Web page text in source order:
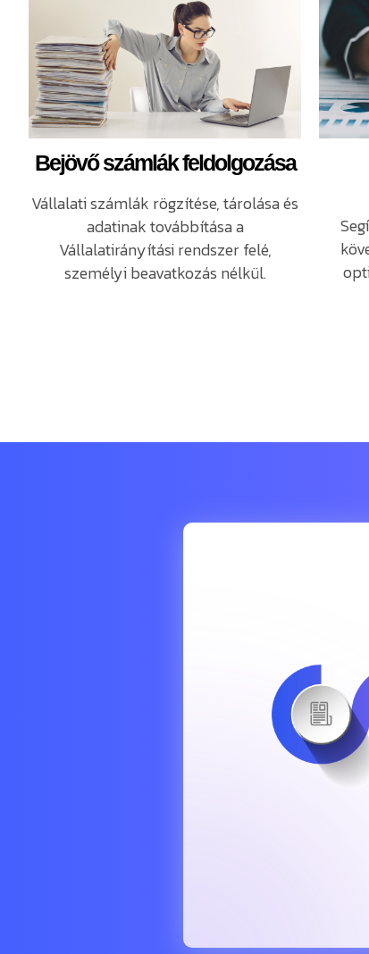
Bejövő számlák feldolgozása
Vállalati számlák rögzítése, tárolása és
adatinak továbbítása a
Vállalatirányítási rendszer felé,
személyi beavatkozás nélkül.